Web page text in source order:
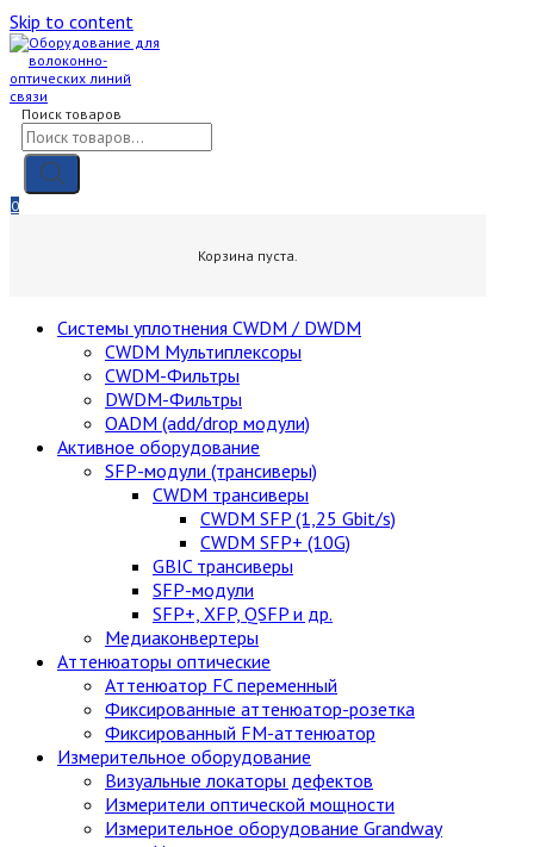
Skip to content
Поиск товаров
0
Корзина пуста.
Cистемы уплотнения CWDM / DWDM
CWDM Мультиплексоры
CWDM-Фильтры
DWDM-Фильтры
OADM (add/drop модули)
Активное оборудование
SFP-модули (трансиверы)
CWDM трансиверы
CWDM SFP (1,25 Gbit/s)
CWDM SFP+ (10G)
GBIC трансиверы
SFP-модули
SFP+, XFP, QSFP и др.
Медиаконвертеры
Аттенюаторы оптические
Аттенюатор FC переменный
Фиксированные аттенюатор-розетка
Фиксированный FM-аттенюатор
Измерительное оборудование
Визуальные локаторы дефектов
Измерители оптической мощности
Измерительное оборудование Grandway